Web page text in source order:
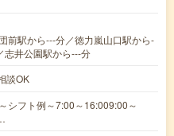
前駅から---分／徳力嵐山口駅から-
志井公園駅から---分
談OK
シフト例～7:00～16:009:00～